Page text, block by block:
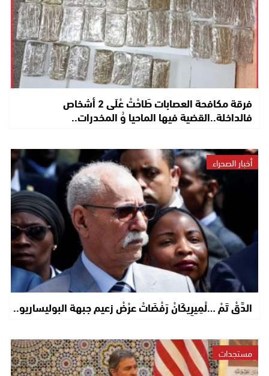
فرقة مكافحة العصابات طَاحْتْ عْلَى 2 أشخاص
فالداخلة..القضية فيها الماحيا وُ المخدرات..
أخبار الصحراء
الدَّقْ تَمْ …لْمِيرِيكَانْ رَفْضَاتْ عرْضْ زعيم جبهة البوليساريو..
مستجدات